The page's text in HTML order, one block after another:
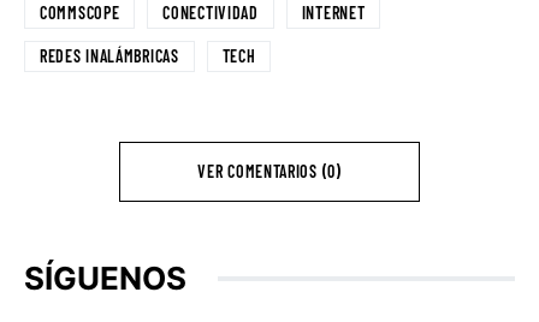
COMMSCOPE CONECTIVIDAD INTERNET
REDES INALÁMBRICAS TECH
VER COMENTARIOS (0)
SÍGUENOS